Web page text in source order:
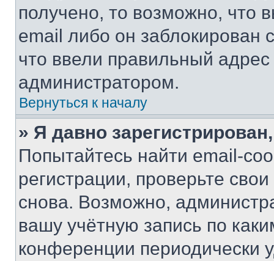
получено, то возможно, что
email либо он
что ввели правильный адрес
администратором.
Вернуться к началу
» Я давно
Попытайтесь найти email-
регистрации, проверьте
снова. Возможно,
вашу учётную запись по
конференции периодически